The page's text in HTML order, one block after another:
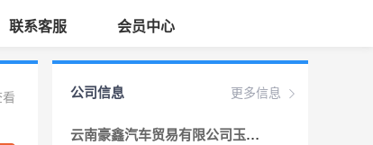
联系客服 会员中心
看 更多信息
公司信息
云南豪鑫汽车贸易有限公司玉溪分公司